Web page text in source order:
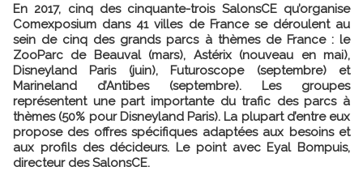
En 2017, cinq des cinquante-trois SalonsCE qu’organise
Comexposium dans 41 villes de France se déroulent au
sein de cinq des grands parcs à thèmes de France : le
ZooParc de Beauval (mars), Astérix (nouveau en mai),
Disneyland Paris (juin), Futuroscope (septembre) et
Marineland d’Antibes (septembre). Les groupes
représentent une part importante du trafic des parcs à
thèmes (50% pour Disneyland Paris). La plupart d’entre eux
propose des offres spécifiques adaptées aux besoins et
aux profils des décideurs. Le point avec Eyal Bompuis,
directeur des SalonsCE.